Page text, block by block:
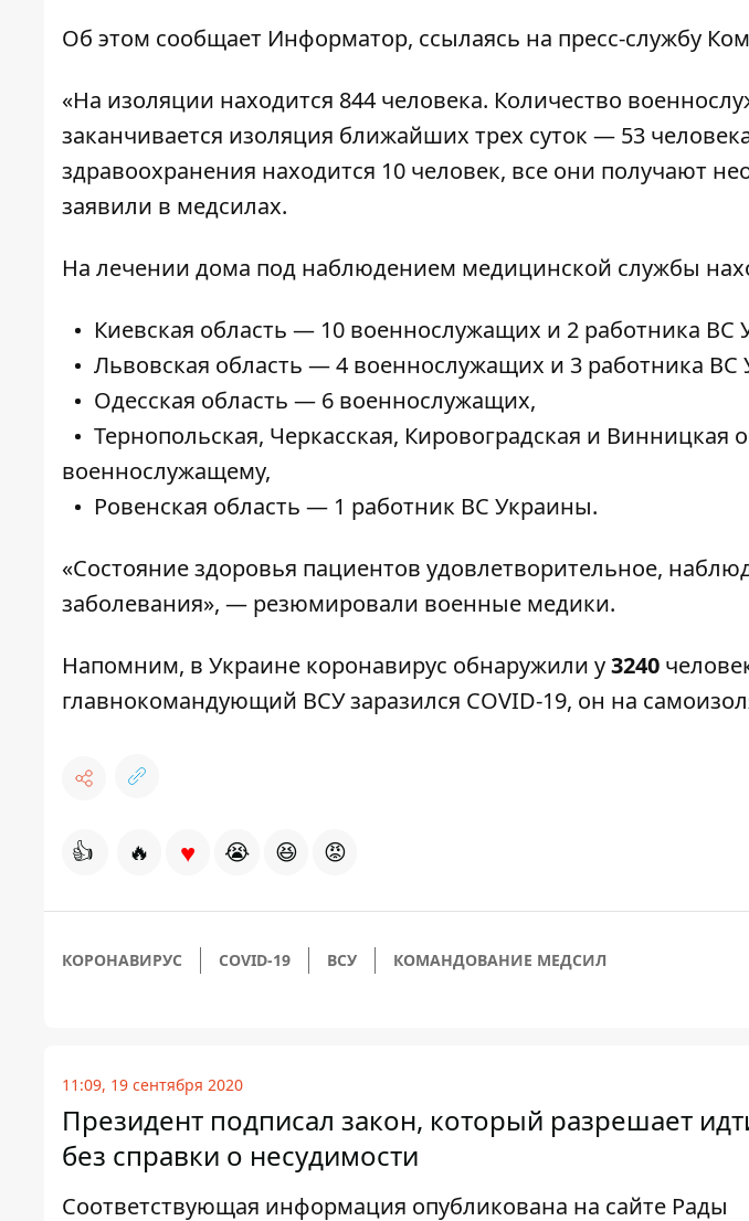
Об этом сообщает Информатор, ссылаясь на пресс-службу
«На изоляции находится 844 человека. Количество
заканчивается изоляция ближайших трех суток — 53
здравоохранения находится 10 человек, все они получают
заявили в медсилах.
На лечении дома под наблюдением медицинской службы
Киевская область — 10 военнослужащих и 2 работника ВС
Львовская область — 4 военнослужащих и 3 работника ВС
Одесская область — 6 военнослужащих,
Тернопольская, Черкасская, Кировоградская и Винницкая
военнослужащему,
Ровенская область — 1 работник ВС Украины.
«Состояние здоровья пациентов удовлетворительное,
заболевания», — резюмировали военные медики.
Напомним, в Украине коронавирус обнаружили у3240
главнокомандующий ВСУзаразился COVID-19, он на
👍 🔥 ♥ 😭 😆 😡
КОРОНАВИРУС COVID-19 ВСУ КОМАНДОВАНИЕ МЕДСИЛ
11:09, 19 сентября 2020
Президент подписал закон, который разрешает
без справки о несудимости
Соответствующая информация опубликована на сайте Рады